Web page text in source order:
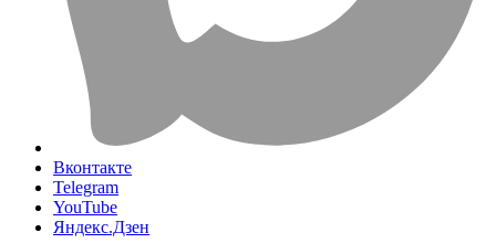
Вконтакте
Telegram
YouTube
Яндекс.Дзен